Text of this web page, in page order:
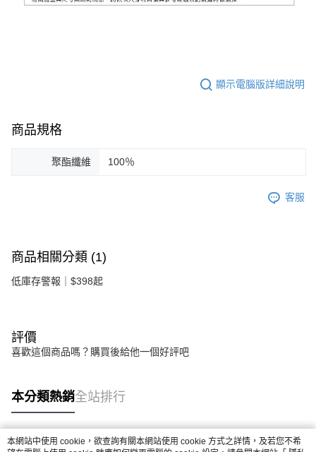
顯示電腦版詳細說明
商品規格
聚酯纖維 100％
客服
商品相關分類 (1)
低庫存警報｜$398起
評價
喜歡這個商品嗎？購買後給他一個好評吧
本分類熱銷全站排行
本網站中使用 cookie，欲查詢有關本網站使用 cookie 方式之詳情，及若您不希